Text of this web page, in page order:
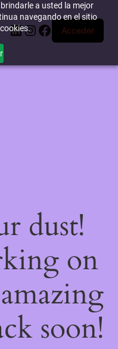
a usted la mejor
navegando en el sitio
LinkedIn
Instagram
Facebook
Acceder
dust!
on
soon!